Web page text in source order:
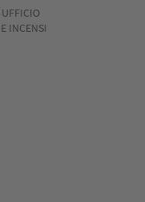
UFFICIO
INCENSI